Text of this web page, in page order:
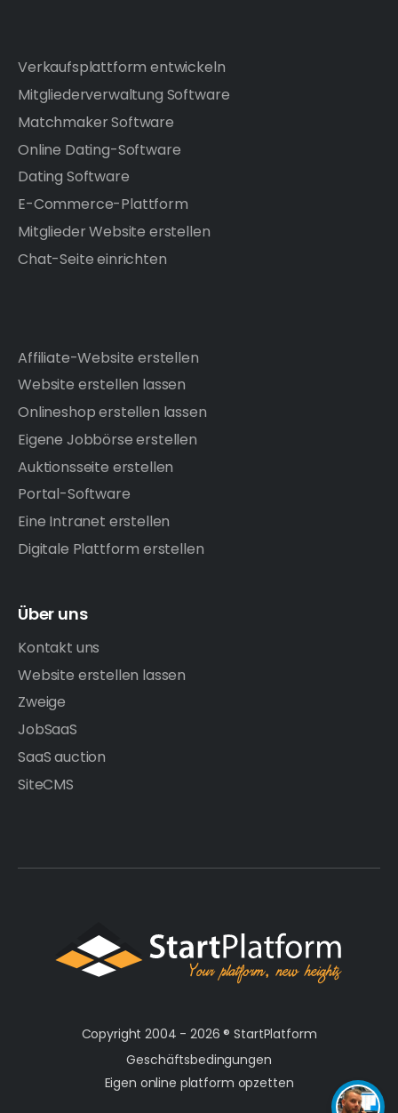
Verkaufsplattform entwickeln
Mitgliederverwaltung Software
Matchmaker Software
Online Dating-Software
Dating Software
E-Commerce-Plattform
Mitglieder Website erstellen
Chat-Seite einrichten
Affiliate-Website erstellen
Website erstellen lassen
Onlineshop erstellen lassen
Eigene Jobbörse erstellen
Auktionsseite erstellen
Portal-Software
Eine Intranet erstellen
Digitale Plattform erstellen
Über uns
Kontakt uns
Website erstellen lassen
Zweige
JobSaaS
SaaS auction
SiteCMS
Copyright 2004 - 2026 ®StartPlatform
Geschäftsbedingungen
Eigen online platform opzetten